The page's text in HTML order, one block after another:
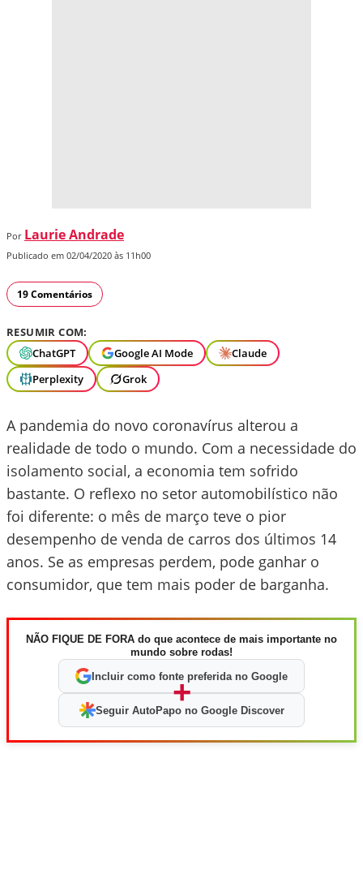
Por Laurie Andrade
Publicado em 02/04/2020 às 11h00
19 Comentários
RESUMIR COM:
ChatGPT
Google AI Mode
Claude
Perplexity
Grok
A pandemia do novo coronavírus alterou a
realidade de todo o mundo. Com a necessidade do
isolamento social, a economia tem sofrido
bastante. O reflexo no setor automobilístico não
foi diferente: o mês de março teve o pior
desempenho de venda de carros dos últimos 14
anos. Se as empresas perdem, pode ganhar o
consumidor, que tem mais poder de barganha.
NÃO FIQUE DE FORA do que acontece de mais importante no
mundo sobre rodas!
Incluir como fonte preferida no Google
+
Seguir AutoPapo no Google Discover